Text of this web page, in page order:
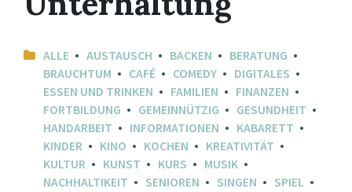
ALLE AUSTAUSCH BACKEN
BERATUNG
BRAUCHTUM
CAFÉ COMEDY
DIGITALES
ESSEN UND TRINKEN
FAMILIEN
FINANZEN
FORTBILDUNG
GEMEINNÜTZIG
GESUNDHEIT
HANDARBEIT
INFORMATIONEN
KABARETT
KINDER
KINO KOCHEN
KREATIVITÄT
KULTUR
KUNST KURS
MUSIK
NACHHALTIKEIT
SENIOREN SINGEN
SPIEL